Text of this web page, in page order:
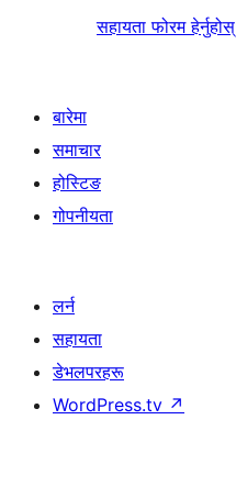
सहायता फोरम हेर्नुहोस्
बारेमा
समाचार
होस्टिङ
गोपनीयता
लर्न
सहायता
डेभलपरहरू
WordPress.tv ↗